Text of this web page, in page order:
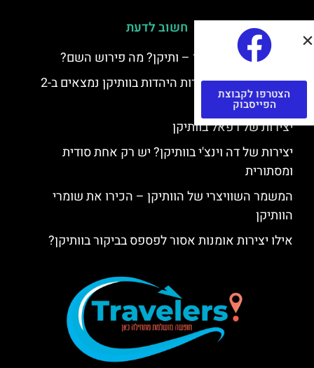
חשוב לדעת
למה קוראים לוותיקן – ותיקן? מה פירוש השם?
כתב יד ותיקן – אוצרות היהדות בוותיקן נמצאים ב-2
כתבי יד עתיקים
יצירות של רפאל בוותיקן
יצירות של דה וינצ'י בוותיקן? יש רק אחת סודית
ומסתורית
המשמר השוויצרי של הוותיקן – הכירו את שומרי
הוותיקן
אילו יצירות אומנות אסור לפספס בביקור בוותיקן?
הצטרפו לקבוצת
הפייסבוק